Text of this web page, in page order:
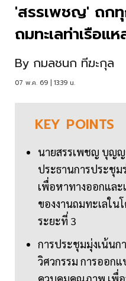
'สรรเพชญ' ถก
ถมทะเลท่าเรือแ
By กมลชนก ทีฆะกุล
07 พ.ค. 69 | 13:39 น.
KEY POINTS
นายสรรเพชญ บุญ
ประธานการประชุม
เพื่อหาทางออกแล
ของงานถมทะเลใน
ระยะที่ 3
การประชุมมุ่งเน้น
วิศวกรรม การออก